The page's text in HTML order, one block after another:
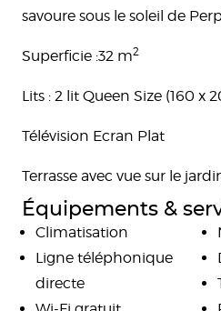
savoure sous le soleil de
Superficie :32 m2
Lits : 2 lit Queen Size (160 x
Télévision Ecran Plat
Terrasse avec vue sur le
Équipements &
Climatisation
Ligne téléphonique
directe